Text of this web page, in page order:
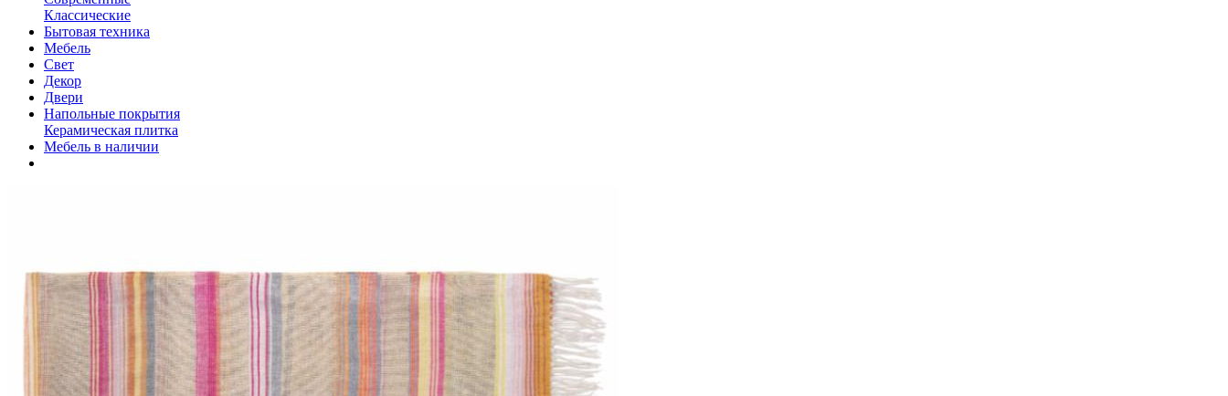
Классические
Бытовая техника
Мебель
Свет
Декор
Двери
Напольные покрытия
Керамическая плитка
Мебель в наличии